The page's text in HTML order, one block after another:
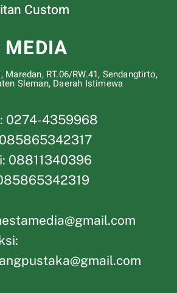
Custom
RT.06/RW.41, Sendangtirto,
Sleman, Daerah Istimewa
0274-4359968
08811340396